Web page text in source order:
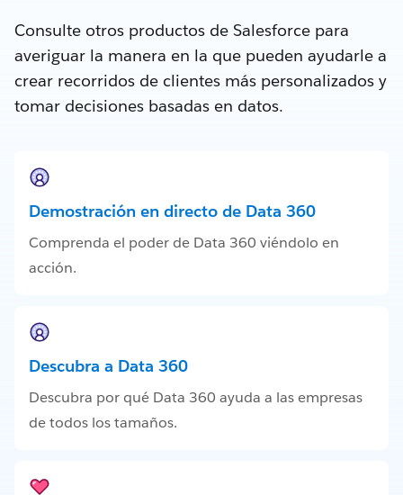
Consulte otros productos de Salesforce para
averiguar la manera en la que pueden ayudarle a
crear recorridos de clientes más personalizados y
tomar decisiones basadas en datos.
Demostración en directo de Data 360
Comprenda el poder de Data 360 viéndolo en
acción.
Descubra a Data 360
Descubra por qué Data 360 ayuda a las empresas
de todos los tamaños.